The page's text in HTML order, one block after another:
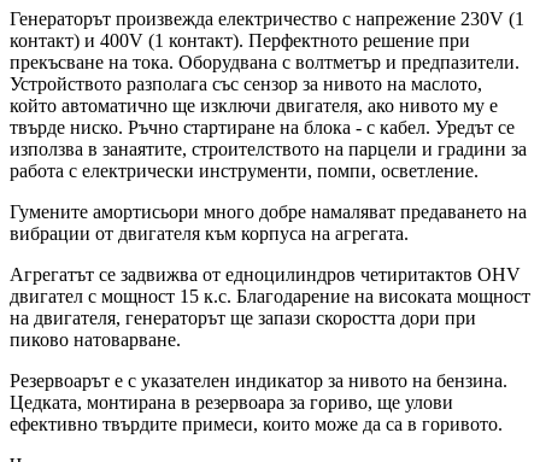
Генераторът произвежда електричество с напрежение 230V (1
контакт) и 400V (1 контакт). Перфектното решение при
прекъсване на тока. Оборудвана с волтметър и предпазители.
Устройството разполага със сензор за нивото на маслото,
който автоматично ще изключи двигателя, ако нивото му е
твърде ниско. Ръчно стартиране на блока - с кабел. Уредът се
използва в занаятите, строителството на парцели и градини за
работа с електрически инструменти, помпи, осветление.
Гумените амортисьори много добре намаляват предаването на
вибрации от двигателя към корпуса на агрегата.
Агрегатът се задвижва от едноцилиндров четиритактов OHV
двигател с мощност 15 к.с. Благодарение на високата мощност
на двигателя, генераторът ще запази скоростта дори при
пиково натоварване.
Резервоарът е с указателен индикатор за нивото на бензина.
Цедката, монтирана в резервоара за гориво, ще улови
ефективно твърдите примеси, които може да са в горивото.